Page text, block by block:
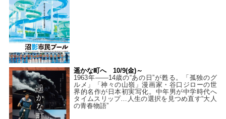
遥かな町へ 10/9(金)～
1963年――14歳の“あの日”が甦る。「孤独のグ
ルメ」「神々の山嶺」漫画家・谷口ジローの世
界的名作が日本初実写化。中年男が中学時代へ
タイムスリップ…人生の選択を見つめ直す“大人
の青春物語”